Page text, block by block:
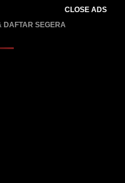
CLOSE ADS
DAFTAR SEGERA